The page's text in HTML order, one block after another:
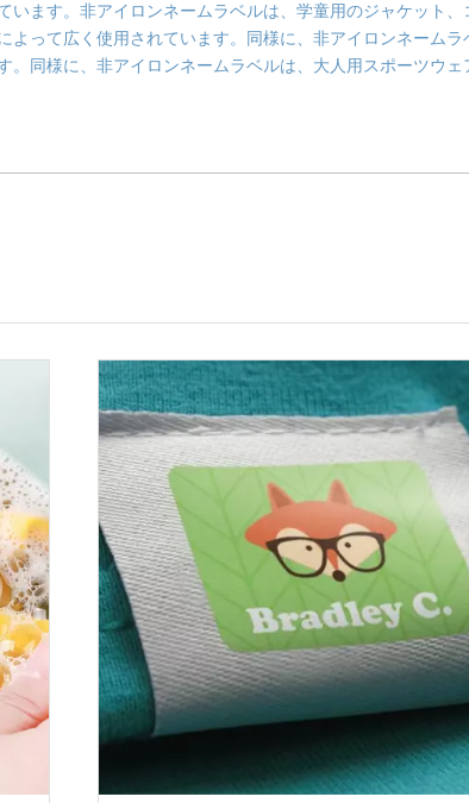
います。非アイロンネームラベルは、学童用のジャケット
よって広く使用されています。同様に、非アイロンネーム
同様に、非アイロンネームラベルは、大人用スポーツウ